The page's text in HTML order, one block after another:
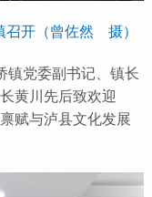
召开（曾佐然 摄）
党委副书记、镇长
黄川先后致欢迎
赋与泸县文化发展